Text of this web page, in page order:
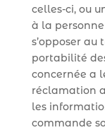
celles-ci, ou
à la
s’opposer
portabilité
concernée a
réclamation
les
commande